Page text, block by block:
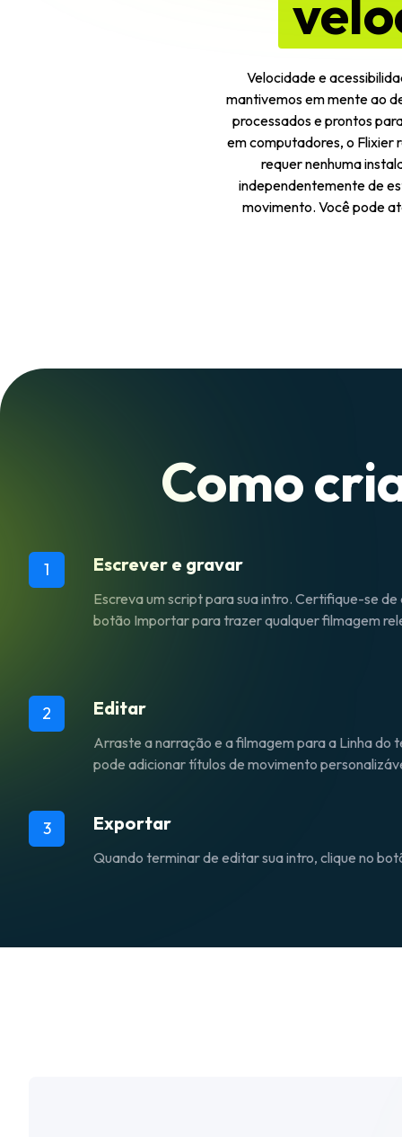
Velocidade e
mantivemos em mente ao
processados ​​e prontos
em computadores, o Flixier
requer nenhuma
independentemente de
movimento. Você pode
Como
1 Escrever e gravar
Escreva um script para sua intro. Certifique-se
botão Importar para trazer qualquer filmagem
2 Editar
Arraste a narração e a filmagem para a Linha do
pode adicionar títulos de movimento
3 Exportar
Quando terminar de editar sua intro, clique no